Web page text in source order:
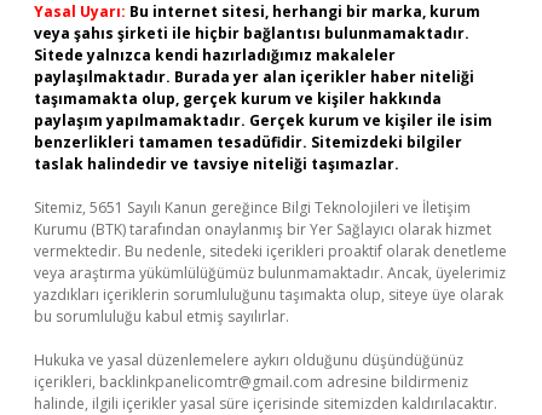
Yasal Uyarı: Bu internet sitesi, herhangi bir marka, kurum
veya şahıs şirketi ile hiçbir bağlantısı bulunmamaktadır.
Sitede yalnızca kendi hazırladığımız makaleler
paylaşılmaktadır. Burada yer alan içerikler haber niteliği
taşımamakta olup, gerçek kurum ve kişiler hakkında
paylaşım yapılmamaktadır. Gerçek kurum ve kişiler ile isim
benzerlikleri tamamen tesadüfidir. Sitemizdeki bilgiler
taslak halindedir ve tavsiye niteliği taşımazlar.
Sitemiz, 5651 Sayılı Kanun gereğince Bilgi Teknolojileri ve İletişim
Kurumu (BTK) tarafından onaylanmış bir Yer Sağlayıcı olarak hizmet
vermektedir. Bu nedenle, sitedeki içerikleri proaktif olarak denetleme
veya araştırma yükümlülüğümüz bulunmamaktadır. Ancak, üyelerimiz
yazdıkları içeriklerin sorumluluğunu taşımakta olup, siteye üye olarak
bu sorumluluğu kabul etmiş sayılırlar.
Hukuka ve yasal düzenlemelere aykırı olduğunu düşündüğünüz
içerikleri, backlinkpanelicomtr@gmail.com adresine bildirmeniz
halinde, ilgili içerikler yasal süre içerisinde sitemizden kaldırılacaktır.